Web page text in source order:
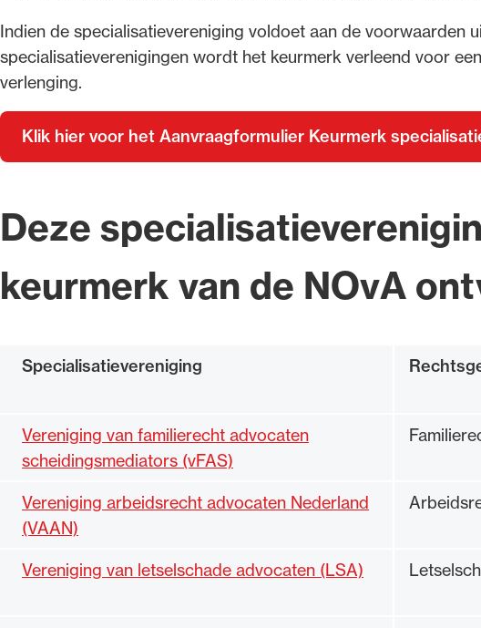
Indien de specialisatievereniging voldoet aan de voorwaarden
specialisatieverenigingen wordt het keurmerk verleend voor
verlenging.
Klik hier voor het Aanvraagformulier Keurmerk
Deze
keurmerk van de NOvA
Specialisatievereniging
Vereniging van familierecht advocaten
scheidingsmediators (vFAS)
Vereniging arbeidsrecht advocaten Nederland
(VAAN)
Vereniging van letselschade advocaten (LSA)